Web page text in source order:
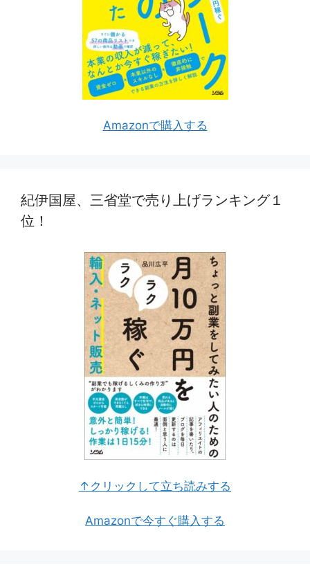
Amazonで購入する
紀伊国屋、三省堂で売り上げランキング１
位！
↑クリックして立ち読みする
Amazonで今すぐ購入する